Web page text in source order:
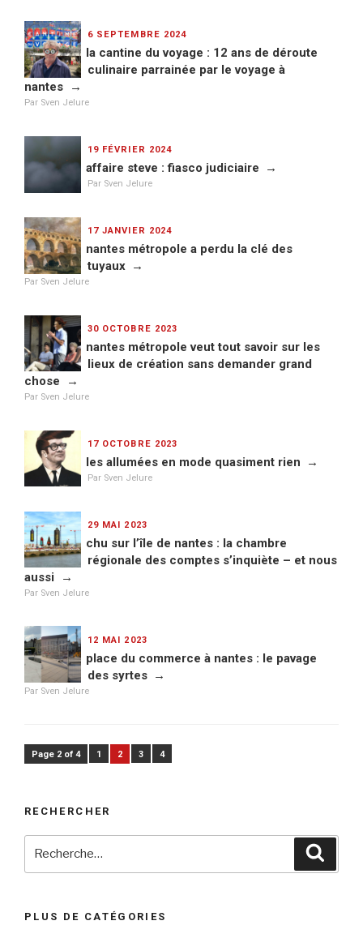
6 SEPTEMBRE 2024
la cantine du voyage : 12 ans de déroute
culinaire parrainée par le voyage à
nantes
Par Sven Jelure
PUBLIÉ
19 FÉVRIER 2024
affaire steve : fiasco judiciaire
Par Sven Jelure
17 JANVIER 2024
nantes métropole a perdu la clé des
tuyaux
Par Sven Jelure
30 OCTOBRE 2023
nantes métropole veut tout savoir sur les
lieux de création sans demander grand
chose
Par Sven Jelure
17 OCTOBRE 2023
les allumées en mode quasiment rien
Par Sven Jelure
29 MAI 2023
chu sur l’île de nantes : la chambre
régionale des comptes s’inquiète – et nous
aussi
Par Sven Jelure
12 MAI 2023
place du commerce à nantes : le pavage
des syrtes
Par Sven Jelure
Page 2 of 4 1 2 3 4
RECHERCHER
PLUS DE CATÉGORIES